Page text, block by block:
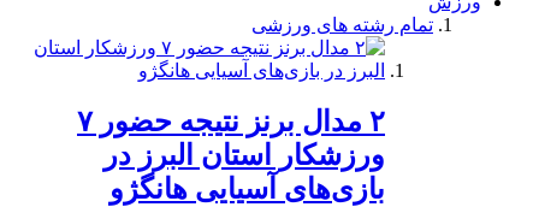
تمام رشته های ورزشی
۲ مدال برنز نتیجه حضور ۷
ورزشکار استان البرز در
بازی‌های آسیایی هانگژو